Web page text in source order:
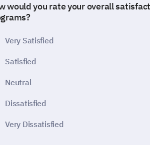
would you rate your overall
Very Satisfied
Satisfied
Neutral
Dissatisfied
Very Dissatisfied